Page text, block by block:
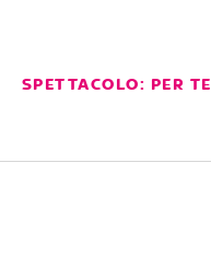
SPETTACOLO: PER TE